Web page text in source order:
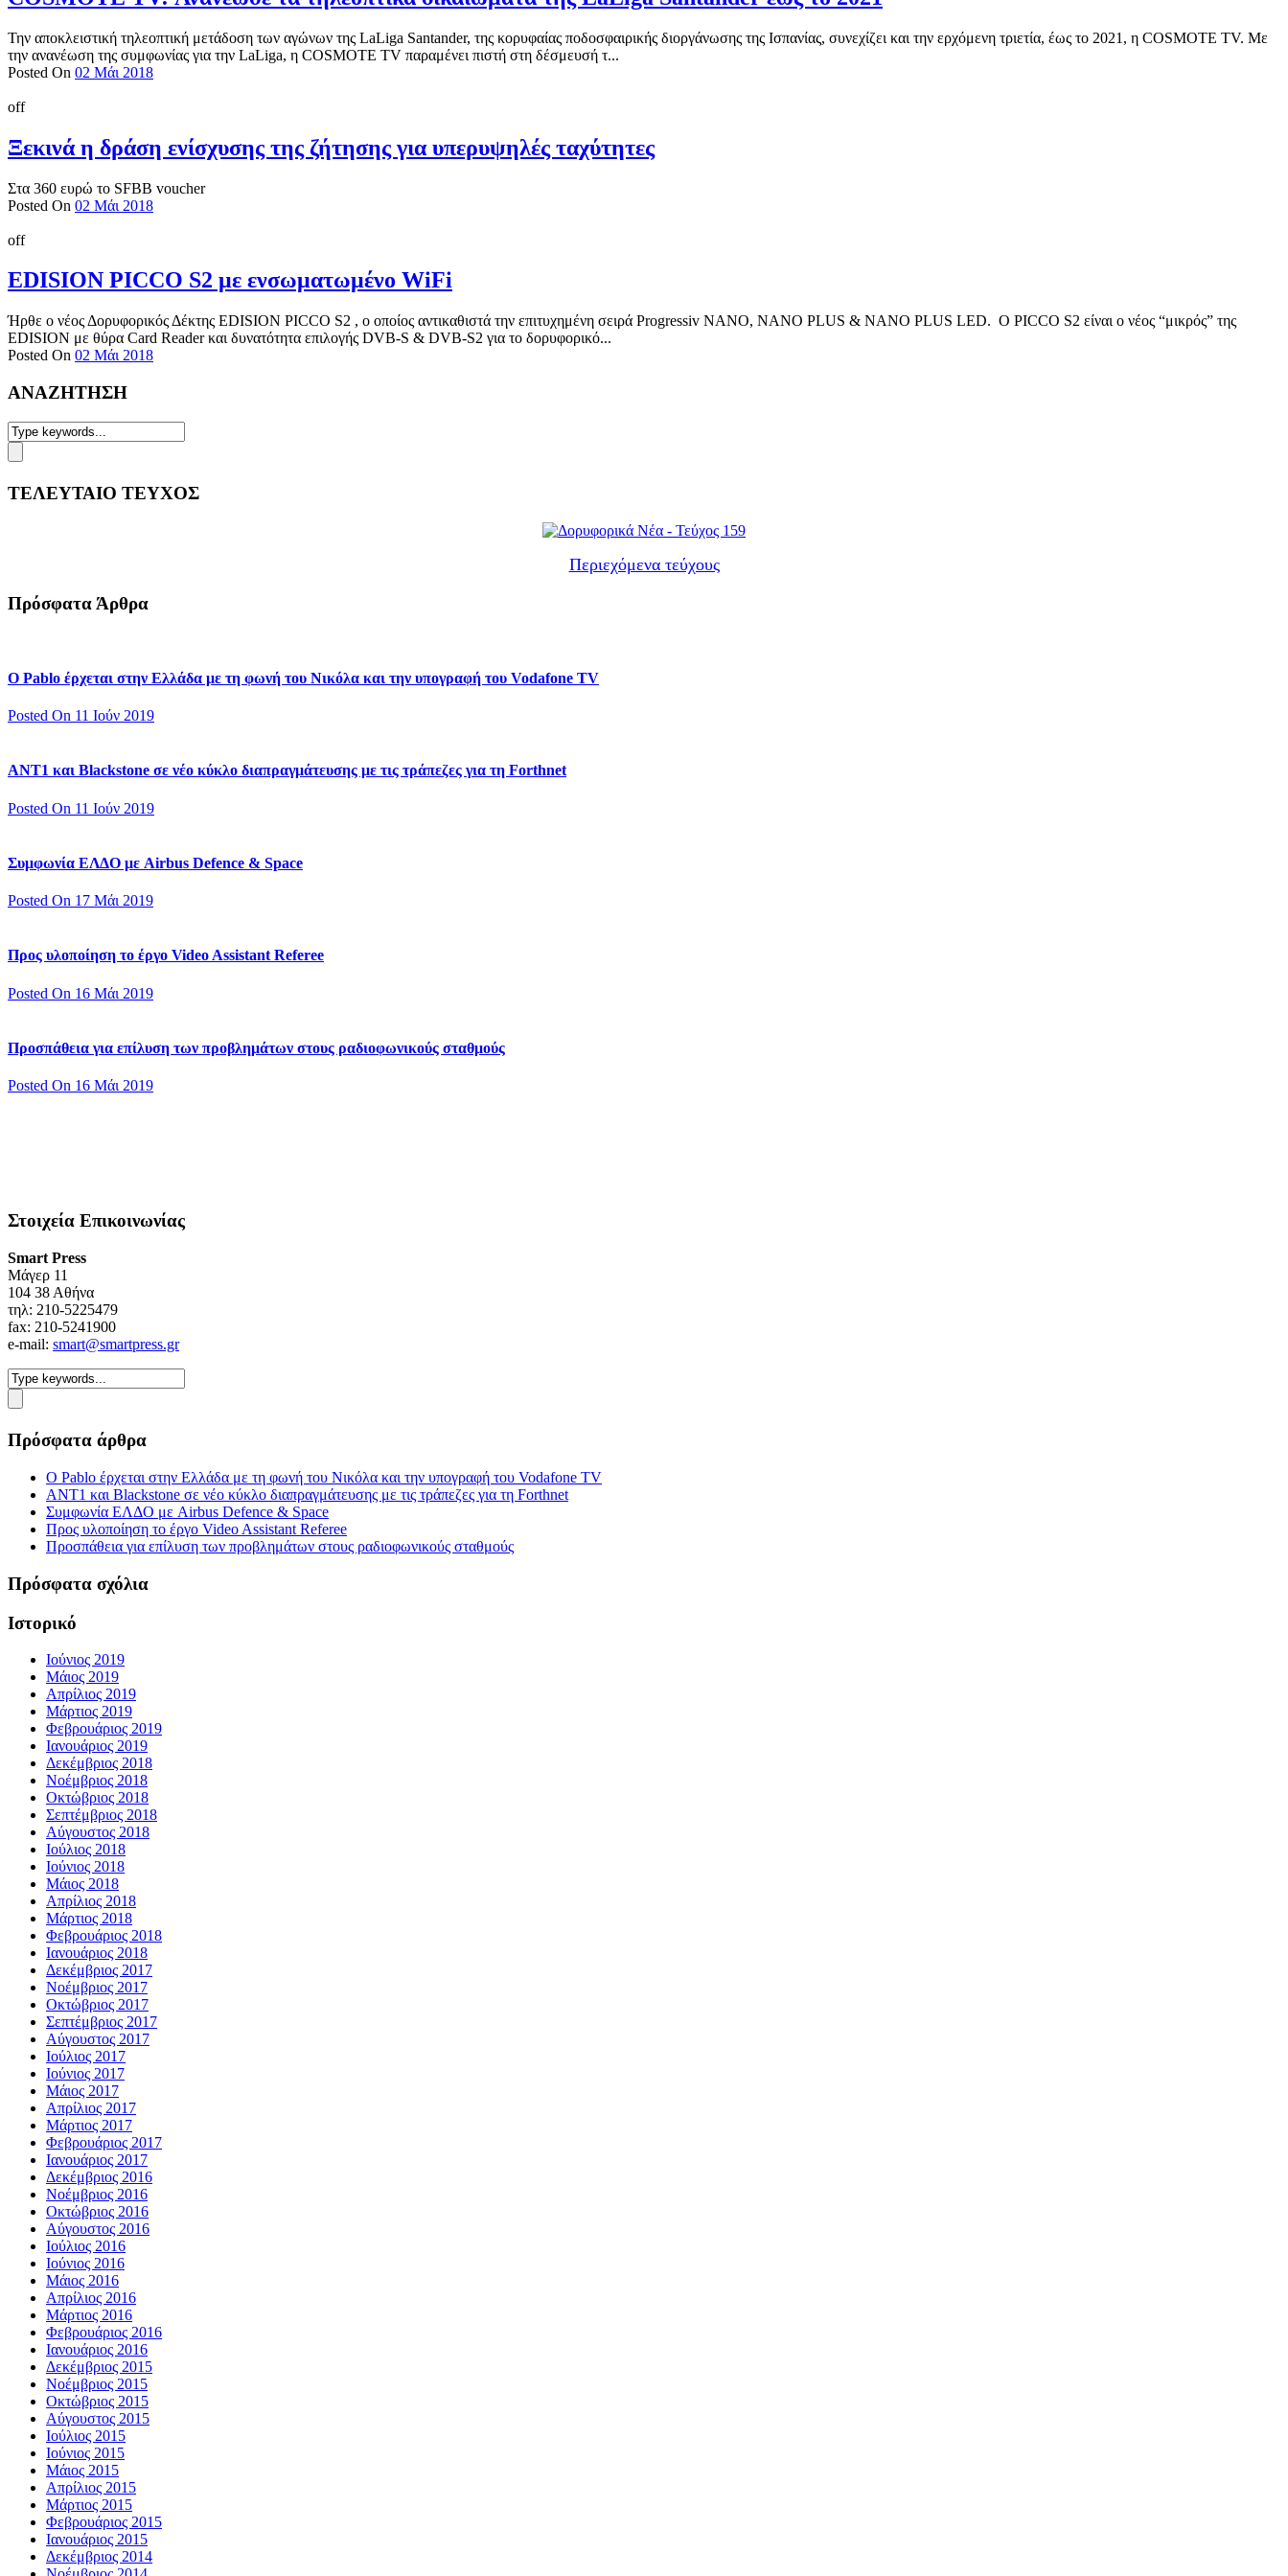
Την αποκλειστική τηλεοπτική μετάδοση των αγώνων της LaLiga Santander, της κορυφαίας ποδοσφαιρικής διοργάνωσης της Ισπανίας, συνεχίζει και την ερχόμενη τριετία, έως το 2021, η COSMOTE TV. Με
την ανανέωση της συμφωνίας για την LaLiga, η COSMOTE TV παραμένει πιστή στη δέσμευσή τ...
Posted On 02 Μάι 2018
off
Ξεκινά η δράση ενίσχυσης της ζήτησης για υπερυψηλές ταχύτητες
Στα 360 ευρώ το SFBB voucher
Posted On 02 Μάι 2018
off
EDISION PICCO S2 με ενσωματωμένο WiFi
Ήρθε ο νέος Δορυφορικός Δέκτης EDISION PICCO S2 , ο οποίος αντικαθιστά την επιτυχημένη σειρά Progressiv NANO, NANO PLUS & NANO PLUS LED. Ο PICCO S2 είναι ο νέος “μικρός” της
EDISION με θύρα Card Reader και δυνατότητα επιλογής DVB-S & DVB-S2 για το δορυφορικό...
Posted On 02 Μάι 2018
ΑΝΑΖΗΤΗΣΗ
ΤΕΛΕΥΤΑΙΟ ΤΕΥΧΟΣ
Περιεχόμενα τεύχους
Πρόσφατα Άρθρα
Ο Pablo έρχεται στην Ελλάδα με τη φωνή του Νικόλα και την υπογραφή του Vodafone TV
Posted On 11 Ιούν 2019
ΑΝΤ1 και Blackstone σε νέο κύκλο διαπραγμάτευσης με τις τράπεζες για τη Forthnet
Posted On 11 Ιούν 2019
Συμφωνία ΕΛΔΟ με Airbus Defence & Space
Posted On 17 Μάι 2019
Προς υλοποίηση το έργο Video Assistant Referee
Posted On 16 Μάι 2019
Προσπάθεια για επίλυση των προβλημάτων στους ραδιοφωνικούς σταθμούς
Posted On 16 Μάι 2019
Στοιχεία Επικοινωνίας
Smart Press
Mάγερ 11
104 38 Αθήνα
τηλ: 210-5225479
fax: 210-5241900
e-mail: smart@smartpress.gr
Πρόσφατα άρθρα
Ο Pablo έρχεται στην Ελλάδα με τη φωνή του Νικόλα και την υπογραφή του Vodafone TV
ΑΝΤ1 και Blackstone σε νέο κύκλο διαπραγμάτευσης με τις τράπεζες για τη Forthnet
Συμφωνία ΕΛΔΟ με Airbus Defence & Space
Προς υλοποίηση το έργο Video Assistant Referee
Προσπάθεια για επίλυση των προβλημάτων στους ραδιοφωνικούς σταθμούς
Πρόσφατα σχόλια
Ιστορικό
Ιούνιος 2019
Μάιος 2019
Απρίλιος 2019
Μάρτιος 2019
Φεβρουάριος 2019
Ιανουάριος 2019
Δεκέμβριος 2018
Νοέμβριος 2018
Οκτώβριος 2018
Σεπτέμβριος 2018
Αύγουστος 2018
Ιούλιος 2018
Ιούνιος 2018
Μάιος 2018
Απρίλιος 2018
Μάρτιος 2018
Φεβρουάριος 2018
Ιανουάριος 2018
Δεκέμβριος 2017
Νοέμβριος 2017
Οκτώβριος 2017
Σεπτέμβριος 2017
Αύγουστος 2017
Ιούλιος 2017
Ιούνιος 2017
Μάιος 2017
Απρίλιος 2017
Μάρτιος 2017
Φεβρουάριος 2017
Ιανουάριος 2017
Δεκέμβριος 2016
Νοέμβριος 2016
Οκτώβριος 2016
Αύγουστος 2016
Ιούλιος 2016
Ιούνιος 2016
Μάιος 2016
Απρίλιος 2016
Μάρτιος 2016
Φεβρουάριος 2016
Ιανουάριος 2016
Δεκέμβριος 2015
Νοέμβριος 2015
Οκτώβριος 2015
Αύγουστος 2015
Ιούλιος 2015
Ιούνιος 2015
Μάιος 2015
Απρίλιος 2015
Μάρτιος 2015
Φεβρουάριος 2015
Ιανουάριος 2015
Δεκέμβριος 2014